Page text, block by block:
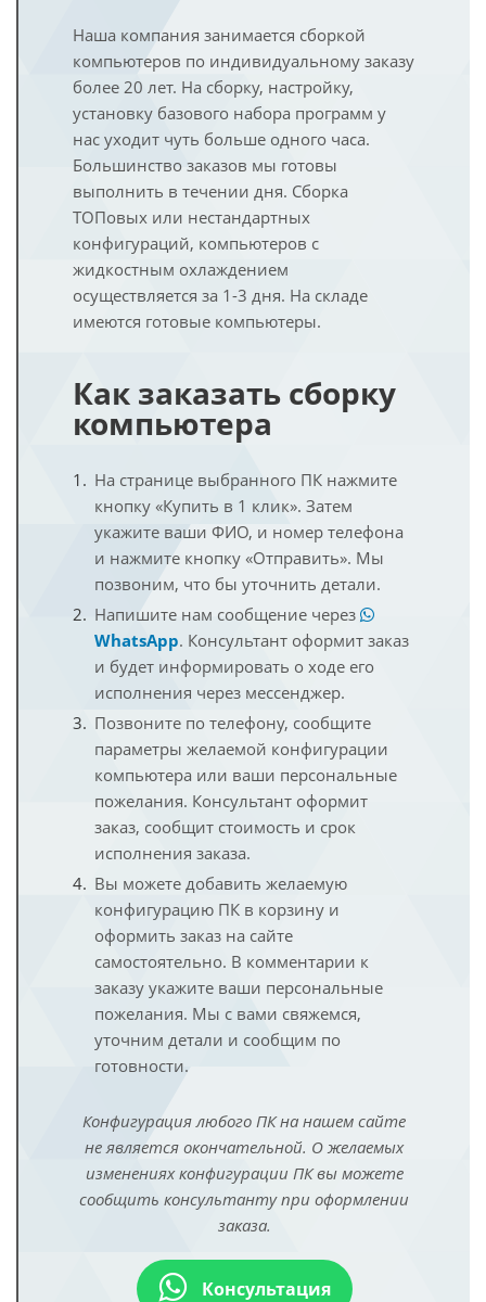
Наша компания занимается сборкой
компьютеров по индивидуальному заказу
более 20 лет. На сборку, настройку,
установку базового набора программ у
нас уходит чуть больше одного часа.
Большинство заказов мы готовы
выполнить в течении дня. Сборка
ТОПовых или нестандартных
конфигураций, компьютеров с
жидкостным охлаждением
осуществляется за 1-3 дня. На складе
имеются готовые компьютеры.
Как заказать сборку
компьютера
На странице выбранного ПК нажмите
кнопку «Купить в 1 клик». Затем
укажите ваши ФИО, и номер телефона
и нажмите кнопку «Отправить». Мы
позвоним, что бы уточнить детали.
Напишите нам сообщение через
WhatsApp. Консультант оформит заказ
и будет информировать о ходе его
исполнения через мессенджер.
Позвоните по телефону, сообщите
параметры желаемой конфигурации
компьютера или ваши персональные
пожелания. Консультант оформит
заказ, сообщит стоимость и срок
исполнения заказа.
Вы можете добавить желаемую
конфигурацию ПК в корзину и
оформить заказ на сайте
самостоятельно. В комментарии к
заказу укажите ваши персональные
пожелания. Мы с вами свяжемся,
уточним детали и сообщим по
готовности.
Конфигурация любого ПК на нашем сайте
не является окончательной. О желаемых
изменениях конфигурации ПК вы можете
сообщить консультанту при оформлении
заказа.
Консультация